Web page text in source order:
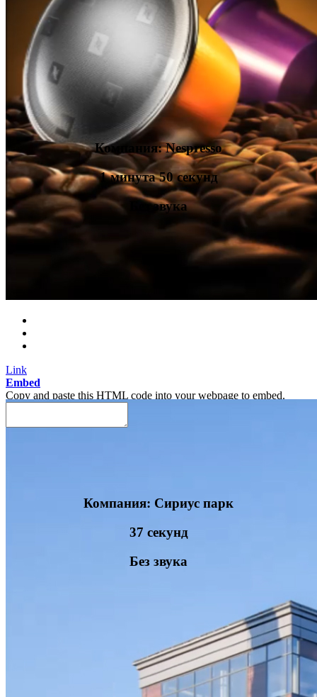
Link
Embed
Copy and paste this HTML code into your webpage to embed.
Компания: Nespresso
1 минута 50 секунд
Без звука
Компания: Сириус парк
37 секунд
Без звука